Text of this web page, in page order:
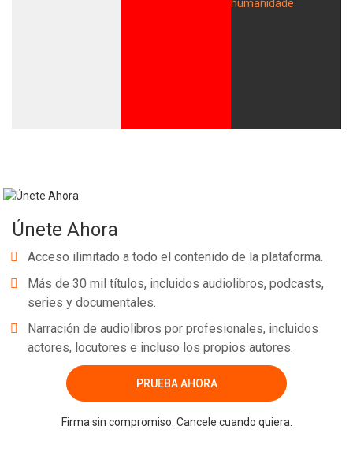
Únete Ahora
Acceso ilimitado a todo el contenido de la plataforma.
Más de 30 mil títulos, incluidos audiolibros, podcasts,
series y documentales.
Narración de audiolibros por profesionales, incluidos
actores, locutores e incluso los propios autores.
PRUEBA AHORA
Firma sin compromiso. Cancele cuando quiera.